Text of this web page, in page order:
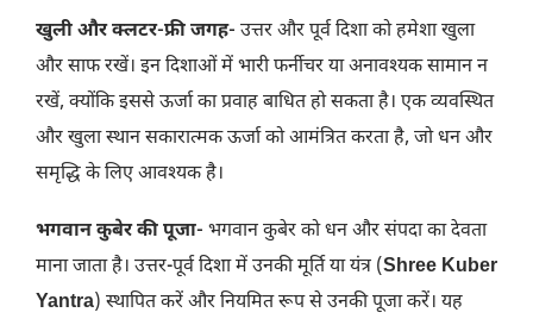
खुली और क्लटर-फ्री जगह- उत्तर और पूर्व दिशा को हमेशा खुला
और साफ रखें। इन दिशाओं में भारी फर्नीचर या अनावश्यक सामान न
रखें, क्योंकि इससे ऊर्जा का प्रवाह बाधित हो सकता है। एक व्यवस्थित
और खुला स्थान सकारात्मक ऊर्जा को आमंत्रित करता है, जो धन और
समृद्धि के लिए आवश्यक है।
भगवान कुबेर की पूजा- भगवान कुबेर को धन और संपदा का देवता
माना जाता है। उत्तर-पूर्व दिशा में उनकी मूर्ति या यंत्र (Shree Kuber
Yantra) स्थापित करें और नियमित रूप से उनकी पूजा करें। यह